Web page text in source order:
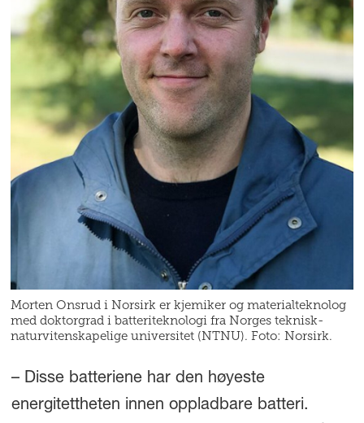
Morten Onsrud i Norsirk er kjemiker og materialteknolog
med doktorgrad i batteriteknologi fra Norges teknisk-
naturvitenskapelige universitet (NTNU). Foto: Norsirk.
– Disse batteriene har den høyeste
energitettheten innen oppladbare batteri.